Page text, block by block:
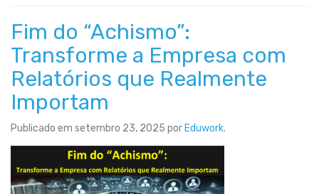
Fim do “Achismo”:
Transforme a Empresa com
Relatórios que Realmente
Importam
Publicado em setembro 23, 2025 por Eduwork.